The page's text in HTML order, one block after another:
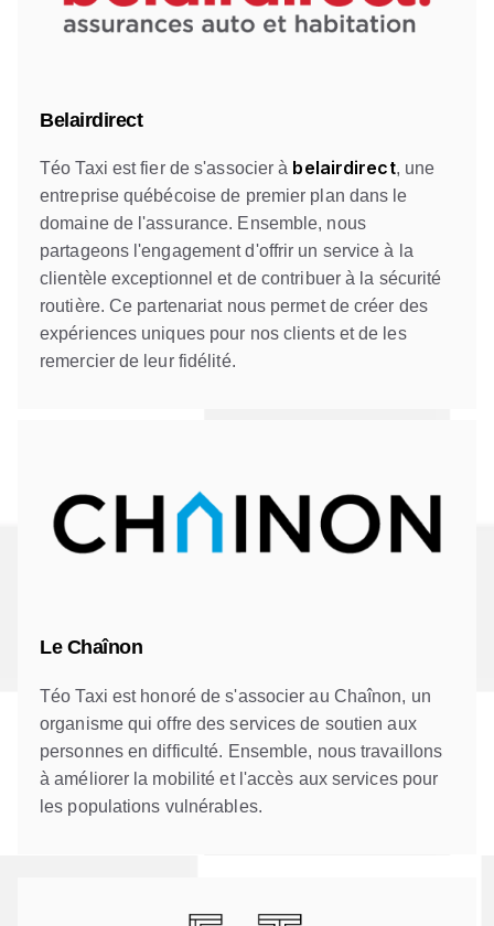
Belairdirect
Téo Taxi est fier de s'associer à belairdirect, une
entreprise québécoise de premier plan dans le
domaine de l'assurance. Ensemble, nous
partageons l'engagement d'offrir un service à la
clientèle exceptionnel et de contribuer à la sécurité
routière. Ce partenariat nous permet de créer des
expériences uniques pour nos clients et de les
remercier de leur fidélité.
Le Chaînon
Téo Taxi est honoré de s'associer au Chaînon, un
organisme qui offre des services de soutien aux
personnes en difficulté. Ensemble, nous travaillons
à améliorer la mobilité et l'accès aux services pour
les populations vulnérables.